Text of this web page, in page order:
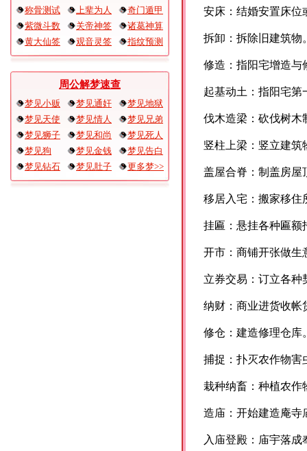
称骨测试
上辈为人
奇门遁甲
紫微斗数
关帝神签
诸葛神算
黄大仙签
观音灵签 指纹预测
周公解梦速查
梦见小贩 梦见通奸
梦见地狱
梦见天使
梦见情人
梦见兄弟
梦见狮子
梦见和尚
梦见死人
梦见狗
梦见金钱
梦见告白
梦见钻石
梦见肚子 更多梦>>
安床：结婚安置床位
拆卸：拆除旧建筑物
修造：指阳宅增造与
起基动土：指阳宅第
伐木造梁：砍伐树木
竖柱上梁：竖立建筑
盖屋合脊：制盖房屋
移居入宅：搬家移住
挂匾：悬挂各种匾额
开市：商铺开张做生
立券交易：订立各种
纳财：商业进货收帐
修仓：建造修理仓库
捕捉：扑灭农作物害
栽种纳畜：种植农作
造庙：开始建造庵寺
入庙登殿：庙宇落成